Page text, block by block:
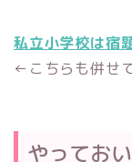
私立小学校は宿
←こちらも併せ
やってお